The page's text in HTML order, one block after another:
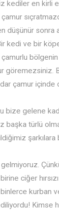
kediler en kirli
düşünür sonra
kedi ve bir
göremezsiniz.
çamur içinde
bize gelene
başka türlü
ciğer
kurban
Kimse